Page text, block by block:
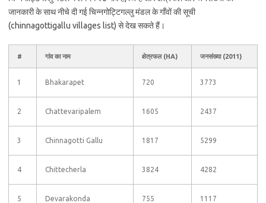
जानकारी के साथ नीचे दी गई चिन्नगोट्टिगल्लु मंडल के गाँवों की सूची
(chinnagottigallu villages list) से देख सकते हैं।
# गांव का नाम क्षेत्रफल (HA) जनसंख्या (2011)
1 Bhakarapet 720 3773
2 Chattevaripalem 1605 2437
3 Chinnagotti Gallu 1817 5299
4 Chittecherla 3824 4282
5 Devarakonda 755 1117